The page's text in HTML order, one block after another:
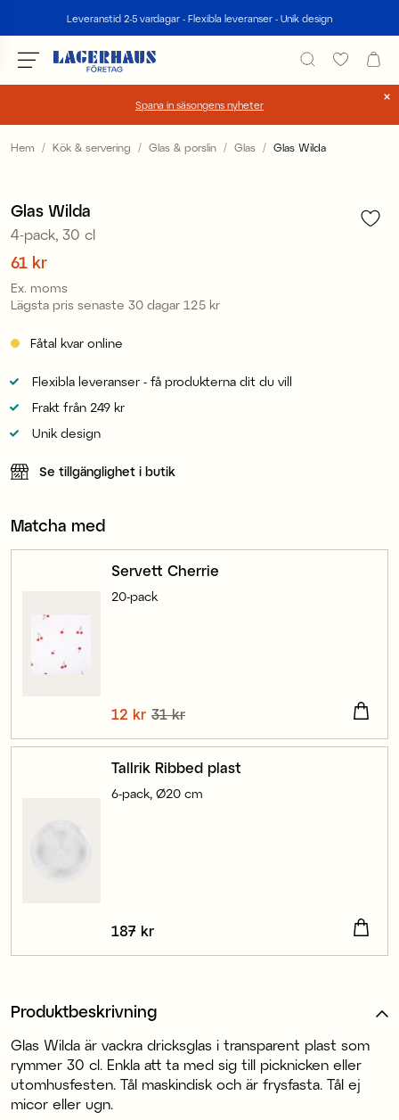
Leveranstid 2-5 vardagar - Flexibla leveranser - Unik design
Spana in säsongens nyheter
Välj språk / valuta
FI / EUR
Hem Kök & servering Glas & porslin Glas
Glas Wilda
Glas Wilda
4-pack, 30 cl
Pris:61 kr
61 kr
Ex. moms
Lägsta pris senaste 30 dagar Pris :125 kr
125 kr
Fåtal kvar online
Flexibla leveranser - få produkterna dit du vill
Frakt från 249 kr
Unik design
Se tillgänglighet i butik
Matcha med
Servett Cherrie
20-pack
Nuvarande pris 31 kr
12 kr 31 kr
Tallrik Ribbed plast
6-pack, Ø20 cm
Pris :187 kr
187 kr
Produktbeskrivning
Glas Wilda är vackra dricksglas i transparent plast som
rymmer 30 cl. Enkla att ta med sig till picknicken eller
utomhusfesten. Tål maskindisk och är frysfasta. Tål ej
micor eller ugn.